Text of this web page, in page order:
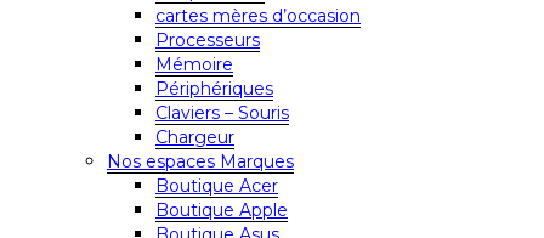
cartes mères d’occasion
Processeurs
Mémoire
Périphériques
Claviers – Souris
Chargeur
Nos espaces Marques
Boutique Acer
Boutique Apple